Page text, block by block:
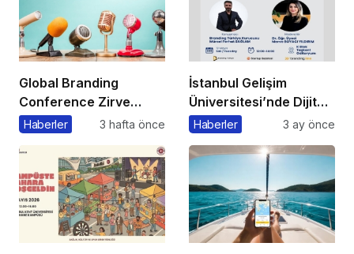
Global Branding
Conference Zirve
Başkanı’ndan Önemli
Haberler 3 hafta önce
İstanbul Gelişim
Üniversitesi’nde Dijital
Markalaşma 1.0
Haberler 3 ay önce